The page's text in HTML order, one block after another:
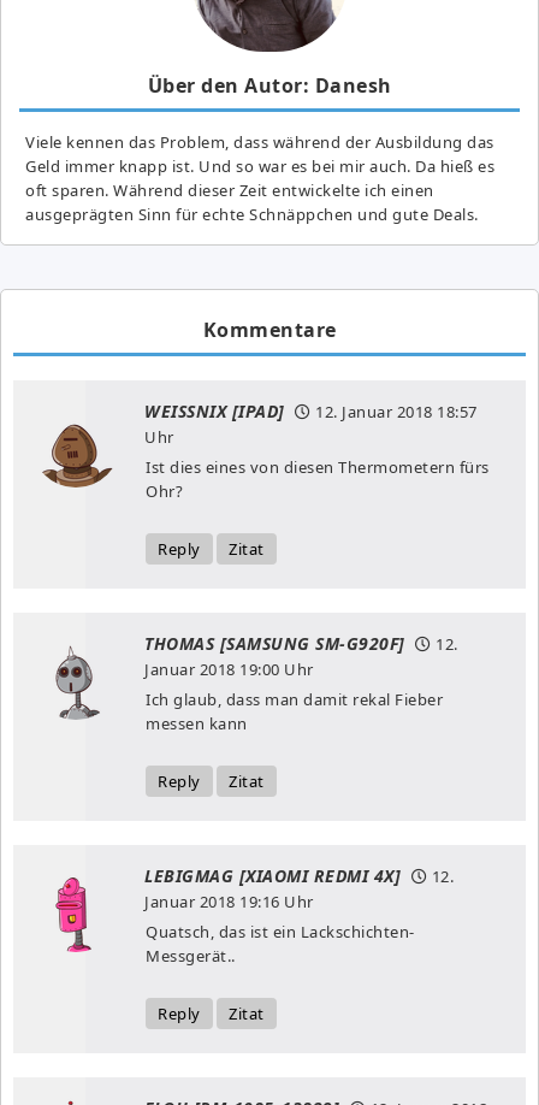
Über den Autor: Danesh
Viele kennen das Problem, dass während der Ausbildung das
Geld immer knapp ist. Und so war es bei mir auch. Da hieß es
oft sparen. Während dieser Zeit entwickelte ich einen
ausgeprägten Sinn für echte Schnäppchen und gute Deals.
Kommentare
WEISSNIX [IPAD] 12. Januar 2018 18:57
Uhr
Ist dies eines von diesen Thermometern fürs
Ohr?
Reply Zitat
THOMAS [SAMSUNG SM-G920F]
12.
Januar 2018 19:00 Uhr
Ich glaub, dass man damit rekal Fieber
messen kann
Reply Zitat
LEBIGMAG [XIAOMI REDMI 4X]
12.
Januar 2018 19:16 Uhr
Quatsch, das ist ein Lackschichten-
Messgerät..
Reply Zitat